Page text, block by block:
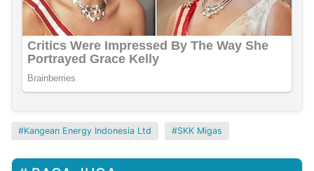
Kangean Energy Indonesia Ltd SKK Migas